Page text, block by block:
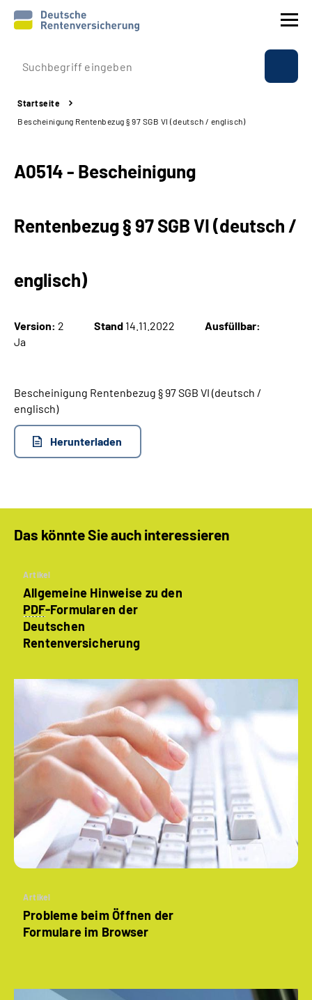
Prävention
Reha
Experten
Über uns & Presse
Leichte Sprache
Startseite
Bescheinigung Rentenbezug § 97 SGB VI (deutsch / englisch)
A0514 - Bescheinigung
Rentenbezug § 97 SGB VI (deutsch /
englisch)
Version: 2 Stand 14.11.2022
Ausfüllbar:
Ja
Bescheinigung Rentenbezug § 97 SGB VI (deutsch /
englisch)
Herunterladen
Das könnte Sie auch interessieren
Artikel
Allgemeine Hinweise zu den
PDF-Formularen der
Deutschen
Rentenversicherung
Artikel
Probleme beim Öffnen der
Formulare im Browser